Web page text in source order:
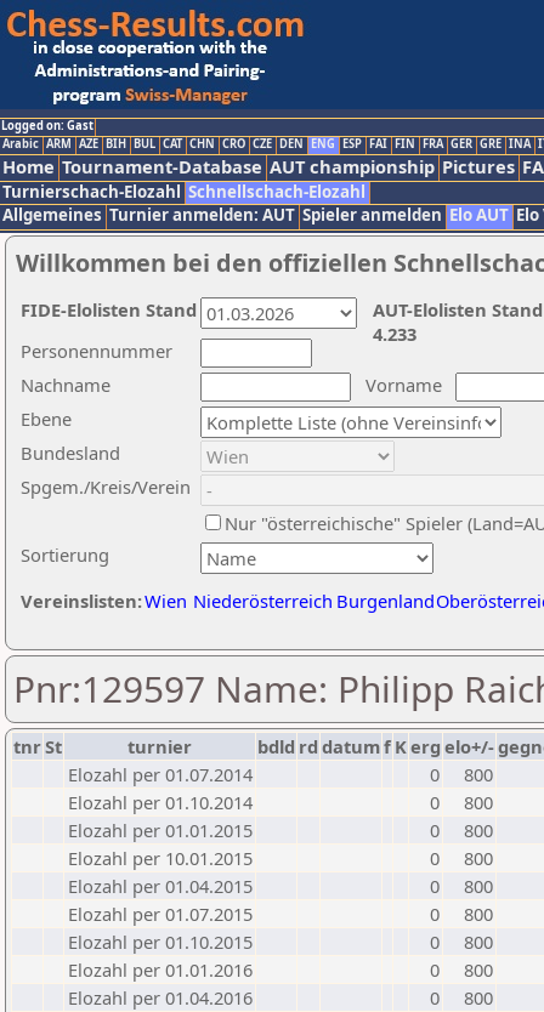
Logged on: Gast
Arabic ARM AZE BIH BUL CAT CHN CRO CZE DEN ENG ESP FAI FIN FRA GER GRE INA
Home Tournament-Database AUT championship Pictures
Turnierschach-Elozahl Schnellschach-Elozahl
Allgemeines Turnier anmelden: AUT Spieler anmelden Elo AUT
Willkommen bei den offiziellen
Nachname
Vorname
Ebene
Sortierung
Personennummer
Bundesland
Spgem./Kreis/Verein
Nur "österreichische" Spieler
Vereinslisten:Wien Niederösterreich Burgenland
AUT-Elolisten
4.233
FIDE-Elolisten Stand
Pnr:129597 Name: Philipp
tnrSt turnier bdld rd datumf Kerg elo+/-
Elozahl per 01.07.2014
0
800
Elozahl per 01.10.2014
0
800
Elozahl per 01.01.2015
0
800
Elozahl per 10.01.2015
0
800
Elozahl per 01.04.2015
0
800
Elozahl per 01.07.2015
0
800
Elozahl per 01.10.2015
0
800
Elozahl per 01.01.2016
0
800
Elozahl per 01.04.2016
0
800